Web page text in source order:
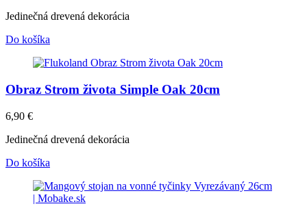
Jedinečná drevená dekorácia
Do košíka
Obraz Strom života Simple Oak 20cm
6,90 €
Jedinečná drevená dekorácia
Do košíka